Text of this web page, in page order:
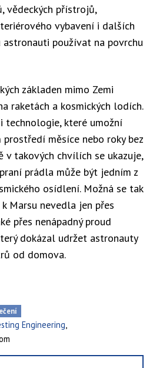
vědeckých přístrojů,
vybavení i dalších
používat na povrchu
základen mimo Zemi
raketách a kosmických lodích.
technologie, které umožní
měsíce nebo roky bez
v takových chvílích se ukazuje,
prádla může být jedním z
osídlení. Možná se tak
Marsu nevedla jen přes
přes nenápadný proud
dokázal udržet astronauty
od domova.
Engineering